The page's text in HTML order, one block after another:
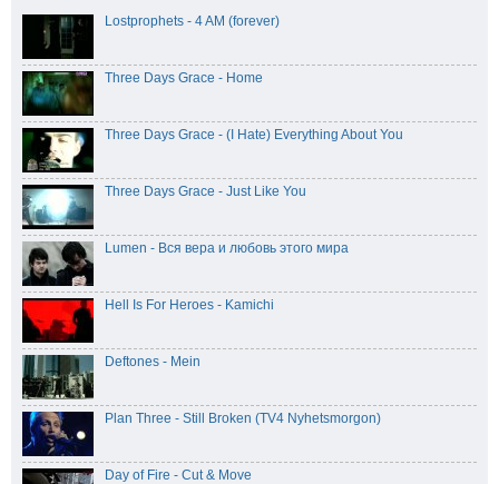
Lostprophets - 4 AM (forever)
Three Days Grace - Home
Three Days Grace - (I Hate) Everything About You
Three Days Grace - Just Like You
Lumen - Вся вера и любовь этого мира
Hell Is For Heroes - Kamichi
Deftones - Mein
Plan Three - Still Broken (TV4 Nyhetsmorgon)
Day of Fire - Cut & Move